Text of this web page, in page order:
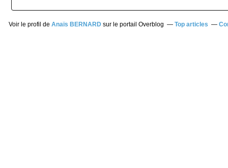
Voir le profil de Anaïs BERNARDsur le portail Overblog Top articles